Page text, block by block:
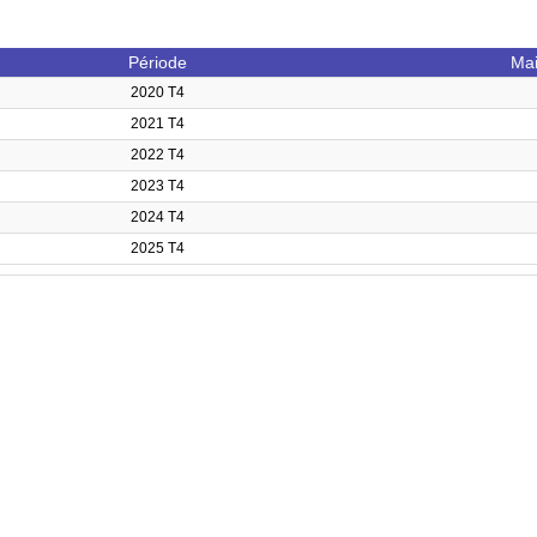
Période
2020 T4
2021 T4
2022 T4
2023 T4
2024 T4
2025 T4